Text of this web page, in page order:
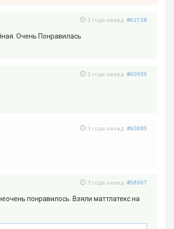
3 года назад #62128
Очень Понравилась
3 года назад #60935
3 года назад #60085
3 года назад #58367
понравилось. Взяли маттлатекс на